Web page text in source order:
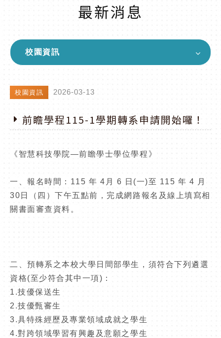
最新消息
校園資訊
校園資訊 2026-03-13
前瞻學程115-1學期轉系申請開始囉！
《智慧科技學院—前瞻學士學位學程》
一、報名時間： 115 年 4 月 6 日 (一)至 115年 4 月
30 日（四）下午五點前，完成網路報名及線上填寫相
關書面審查資料。
二、預轉系之本校大學日間部學生，須符合下列遴選
資格(至少符合其中一項) ：
1.技優保送生
2.技優甄審生
3.具特殊經歷及專業領域成就之學生
4.對跨領域學習有興趣及意願之學生